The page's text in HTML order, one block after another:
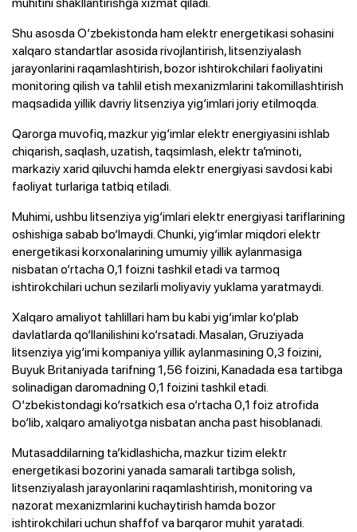
Shu asosda O‘zbekistonda ham elektr energetikasi sohasini
xalqaro standartlar asosida rivojlantirish, litsenziyalash
jarayonlarini raqamlashtirish, bozor ishtirokchilari faoliyatini
monitoring qilish va tahlil etish mexanizmlarini takomillashtirish
maqsadida yillik davriy litsenziya yig‘imlari joriy etilmoqda.
Qarorga muvofiq, mazkur yig‘imlar elektr energiyasini ishlab
chiqarish, saqlash, uzatish, taqsimlash, elektr ta’minoti,
markaziy xarid qiluvchi hamda elektr energiyasi savdosi kabi
faoliyat turlariga tatbiq etiladi.
Muhimi, ushbu litsenziya yig‘imlari elektr energiyasi tariflarining
oshishiga sabab bo‘lmaydi. Chunki, yig‘imlar miqdori elektr
energetikasi korxonalarining umumiy yillik aylanmasiga
nisbatan o‘rtacha 0,1 foizni tashkil etadi va tarmoq
ishtirokchilari uchun sezilarli moliyaviy yuklama yaratmaydi.
Xalqaro amaliyot tahlillari ham bu kabi yig‘imlar ko‘plab
davlatlarda qo‘llanilishini ko‘rsatadi. Masalan, Gruziyada
litsenziya yig‘imi kompaniya yillik aylanmasining 0,3 foizini,
Buyuk Britaniyada tarifning 1,56 foizini, Kanadada esa tartibga
solinadigan daromadning 0,1 foizini tashkil etadi.
O‘zbekistondagi ko‘rsatkich esa o‘rtacha 0,1 foiz atrofida
bo‘lib, xalqaro amaliyotga nisbatan ancha past hisoblanadi.
Mutasaddilarning ta’kidlashicha, mazkur tizim elektr
energetikasi bozorini yanada samarali tartibga solish,
litsenziyalash jarayonlarini raqamlashtirish, monitoring va
nazorat mexanizmlarini kuchaytirish hamda bozor
ishtirokchilari uchun shaffof va barqaror muhit yaratadi.